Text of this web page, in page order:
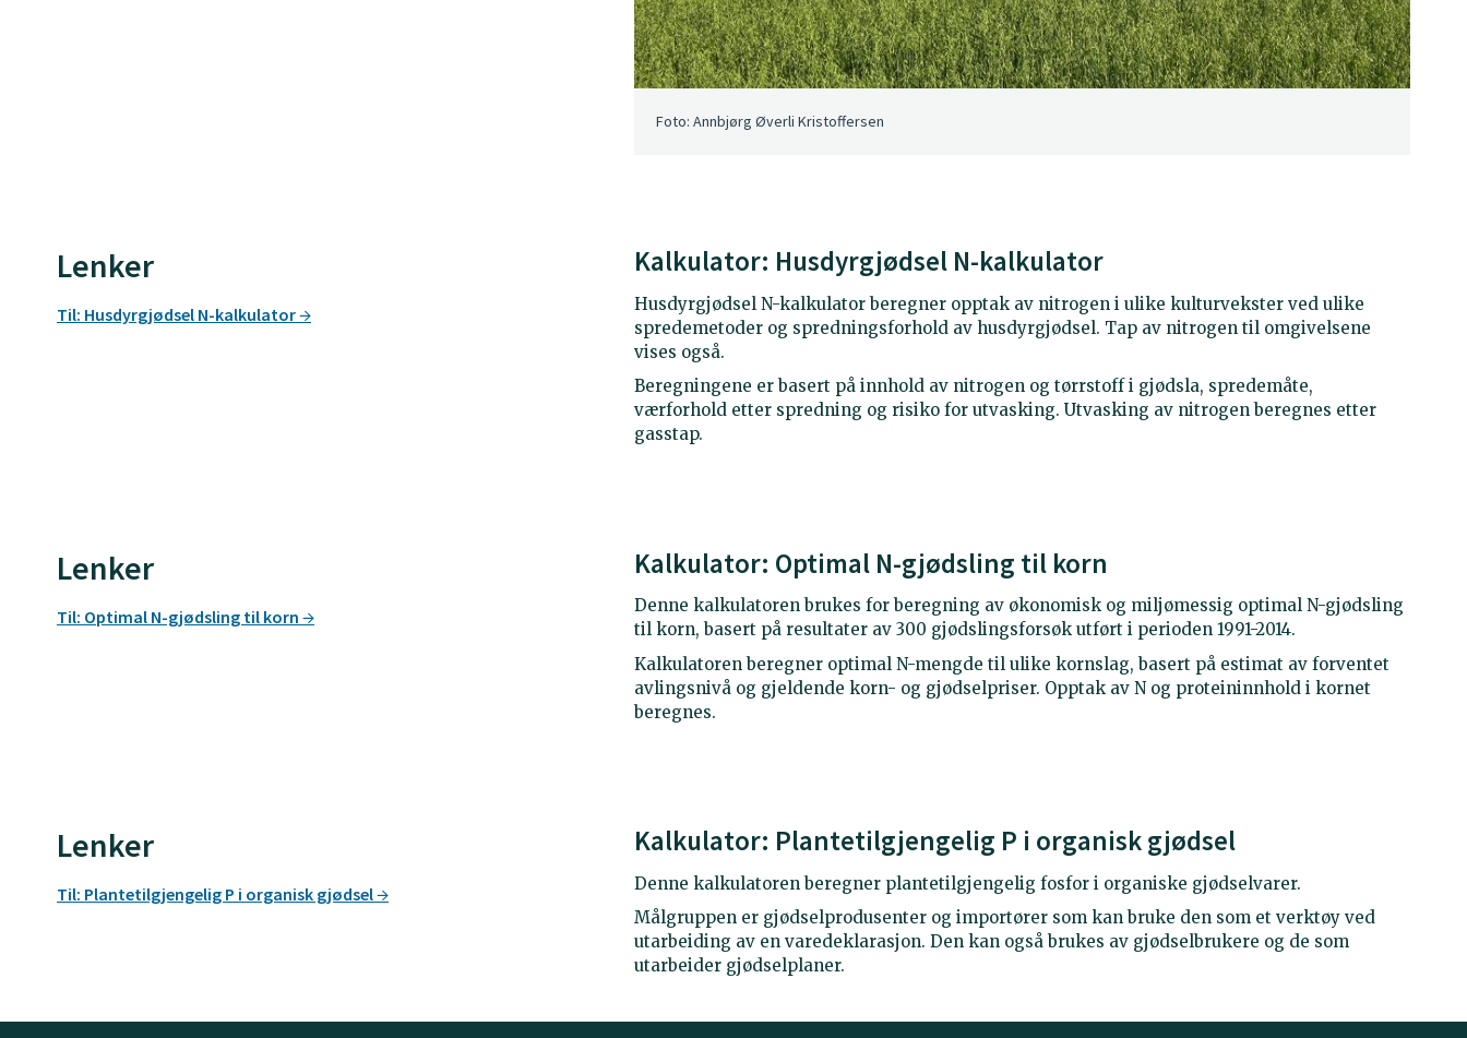
Foto: Annbjørg Øverli Kristoffersen
Lenker
Til: Husdyrgjødsel N-kalkulator
Kalkulator: Husdyrgjødsel N-kalkulator
Husdyrgjødsel N-kalkulator beregner opptak av nitrogen i ulike kulturvekster ved ulike
spredemetoder og spredningsforhold av husdyrgjødsel. Tap av nitrogen til omgivelsene
vises også.
Beregningene er basert på innhold av nitrogen og tørrstoff i gjødsla, spredemåte,
værforhold etter spredning og risiko for utvasking. Utvasking av nitrogen beregnes etter
gasstap.
Lenker
Til: Optimal N-gjødsling til korn
Kalkulator: Optimal N-gjødsling til korn
Denne kalkulatoren brukes for beregning av økonomisk og miljømessig optimal N-gjødsling
til korn, basert på resultater av 300 gjødslingsforsøk utført i perioden 1991-2014.
Kalkulatoren beregner optimal N-mengde til ulike kornslag, basert på estimat av forventet
avlingsnivå og gjeldende korn- og gjødselpriser. Opptak av N og proteininnhold i kornet
beregnes.
Lenker
Til: Plantetilgjengelig P i organisk gjødsel
Kalkulator: Plantetilgjengelig P i organisk gjødsel
Denne kalkulatoren beregner plantetilgjengelig fosfor i organiske gjødselvarer.
Målgruppen er gjødselprodusenter og importører som kan bruke den som et verktøy ved
utarbeiding av en varedeklarasjon. Den kan også brukes av gjødselbrukere og de som
utarbeider gjødselplaner.